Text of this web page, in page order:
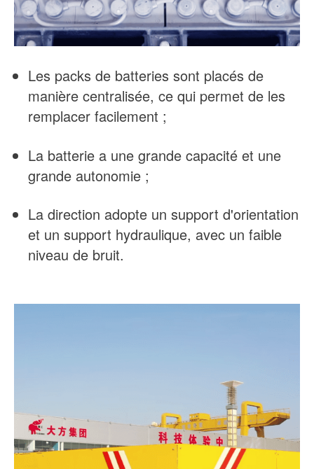
Les packs de batteries sont placés de
manière centralisée, ce qui permet de les
remplacer facilement ;
La batterie a une grande capacité et une
grande autonomie ;
La direction adopte un support d'orientation
et un support hydraulique, avec un faible
niveau de bruit.